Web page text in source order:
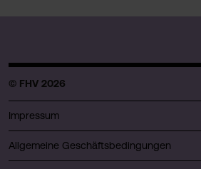
© FHV 2026
Impressum
Allgemeine Geschäftsbedingungen